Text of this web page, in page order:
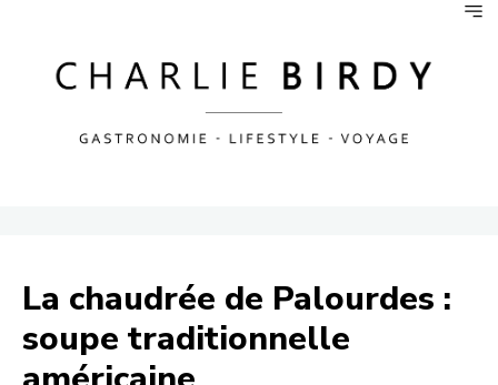
La chaudrée de Palourdes :
soupe traditionnelle